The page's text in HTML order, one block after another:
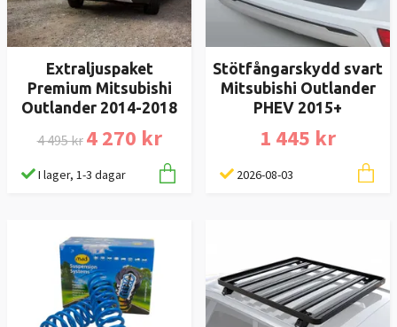
Extraljuspaket
Premium Mitsubishi
Outlander 2014-2018
4 495 kr 4 270 kr
I lager, 1-3 dagar
Stötfångarskydd svart
Mitsubishi Outlander
PHEV 2015+
1 445 kr
2026-08-03